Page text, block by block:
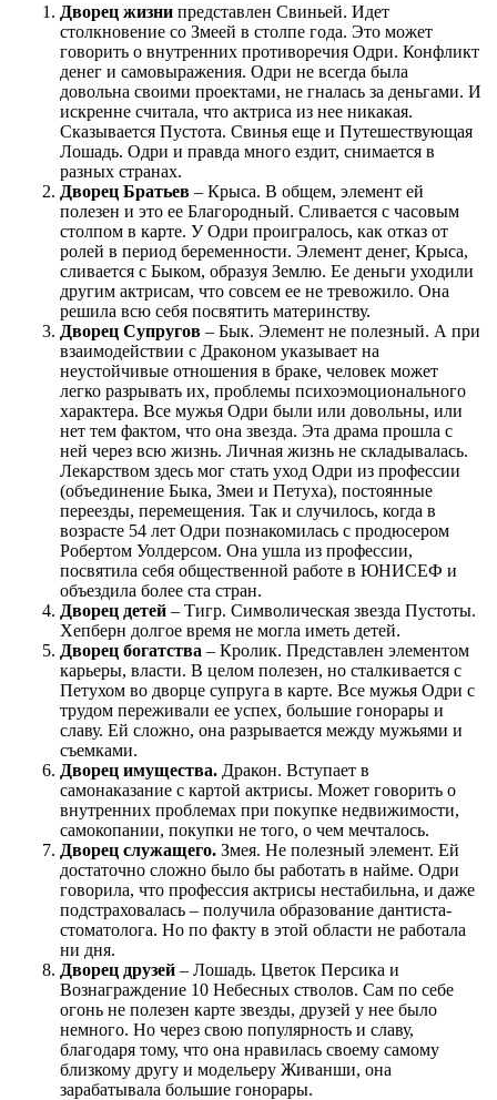
Дворец жизни представлен Свиньей. Идет
столкновение со Змеей в столпе года. Это может
говорить о внутренних противоречия Одри. Конфликт
денег и самовыражения. Одри не всегда была
довольна своими проектами, не гналась за деньгами. И
искренне считала, что актриса из нее никакая.
Сказывается Пустота. Свинья еще и Путешествующая
Лошадь. Одри и правда много ездит, снимается в
разных странах.
Дворец Братьев – Крыса. В общем, элемент ей
полезен и это ее Благородный. Сливается с часовым
столпом в карте. У Одри проигралось, как отказ от
ролей в период беременности. Элемент денег, Крыса,
сливается с Быком, образуя Землю. Ее деньги уходили
другим актрисам, что совсем ее не тревожило. Она
решила всю себя посвятить материнству.
Дворец Супругов – Бык. Элемент не полезный. А при
взаимодействии с Драконом указывает на
неустойчивые отношения в браке, человек может
легко разрывать их, проблемы психоэмоционального
характера. Все мужья Одри были или довольны, или
нет тем фактом, что она звезда. Эта драма прошла с
ней через всю жизнь. Личная жизнь не складывалась.
Лекарством здесь мог стать уход Одри из профессии
(объединение Быка, Змеи и Петуха), постоянные
переезды, перемещения. Так и случилось, когда в
возрасте 54 лет Одри познакомилась с продюсером
Робертом Уолдерсом. Она ушла из профессии,
посвятила себя общественной работе в ЮНИСЕФ и
объездила более ста стран.
Дворец детей – Тигр. Символическая звезда Пустоты.
Хепберн долгое время не могла иметь детей.
Дворец богатства – Кролик. Представлен элементом
карьеры, власти. В целом полезен, но сталкивается с
Петухом во дворце супруга в карте. Все мужья Одри с
трудом переживали ее успех, большие гонорары и
славу. Ей сложно, она разрывается между мужьями и
съемками.
Дворец имущества. Дракон. Вступает в
самонаказание с картой актрисы. Может говорить о
внутренних проблемах при покупке недвижимости,
самокопании, покупки не того, о чем мечталось.
Дворец служащего. Змея. Не полезный элемент. Ей
достаточно сложно было бы работать в найме. Одри
говорила, что профессия актрисы нестабильна, и даже
подстраховалась – получила образование дантиста-
стоматолога. Но по факту в этой области не работала
ни дня.
Дворец друзей – Лошадь. Цветок Персика и
Вознаграждение 10 Небесных стволов. Сам по себе
огонь не полезен карте звезды, друзей у нее было
немного. Но через свою популярность и славу,
благодаря тому, что она нравилась своему самому
близкому другу и модельеру Живанши, она
зарабатывала большие гонорары.